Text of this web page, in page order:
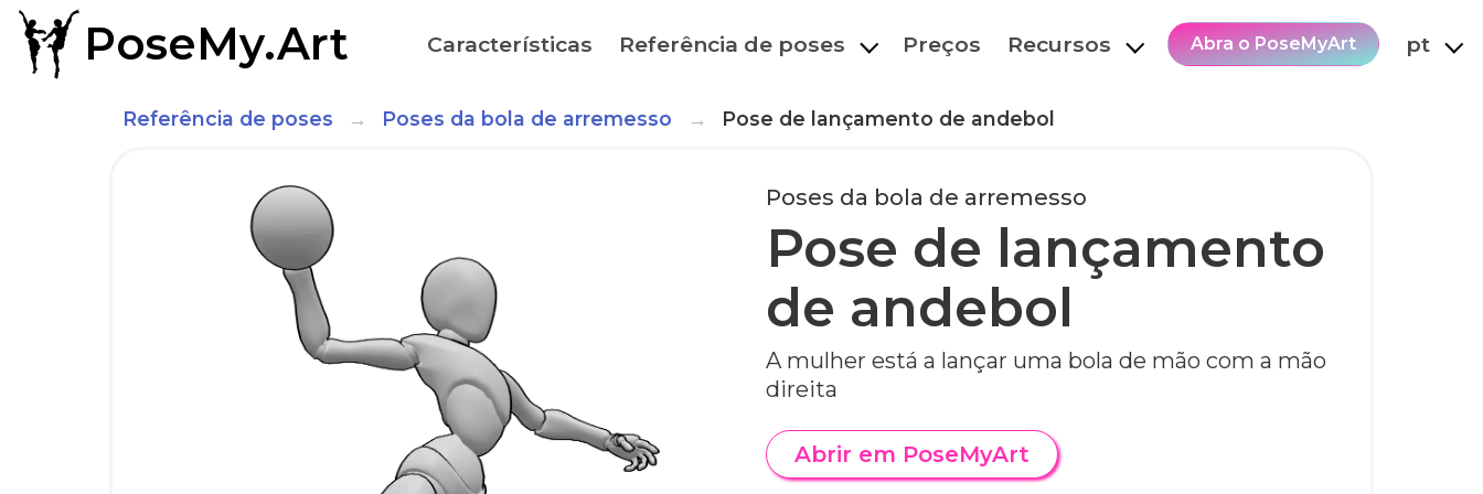
PoseMy.Art Características Referência de poses Preços Recursos Abra o PoseMyArt pt
Referência de poses Poses da bola de arremesso Pose de lançamento de andebol
Poses da bola de arremesso
Pose de lançamento
de andebol
A mulher está a lançar uma bola de mão com a mão
direita
Abrir em PoseMyArt